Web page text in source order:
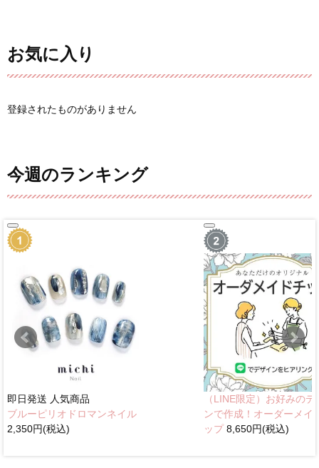
お気に入り
登録されたものがありません
今週のランキング
即日発送 人気商品
ブルーピリオドロマンネイル
2,350円(税込)
（LINE限定）お好みのデ
ンで作成！オーダーメイ
ップ8,650円(税込)